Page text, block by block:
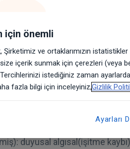
algılamada veya dili
anlaşılırlığının
üretmede güçlük yaşıyorsa
artikülasyon, fonoloji
duyusal algısal(işitme kaybı)
için önemli
Şirketimiz ve ortaklarımızın
size içerik sunmak için çerezleri (veya
istediğiniz zaman
fazla bilgi için inceleyiniz,Gizlilik
Ayarları